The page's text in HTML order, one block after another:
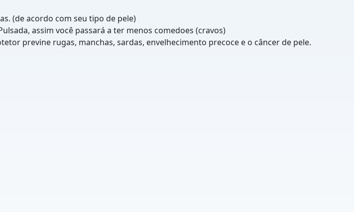
(de acordo com seu tipo de pele)
assim você passará a ter menos comedoes (cravos)
previne rugas, manchas, sardas, envelhecimento precoce e o câncer de pele.